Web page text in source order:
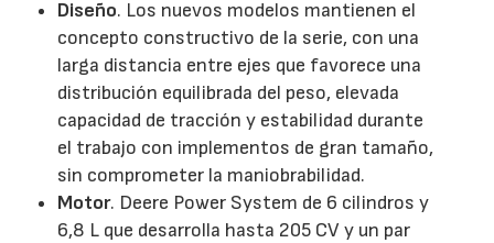
Diseño. Los nuevos modelos mantienen el
concepto constructivo de la serie, con una
larga distancia entre ejes que favorece una
distribución equilibrada del peso, elevada
capacidad de tracción y estabilidad durante
el trabajo con implementos de gran tamaño,
sin comprometer la maniobrabilidad.
Motor. Deere Power System de 6 cilindros y
6,8 L que desarrolla hasta 205 CV y un par